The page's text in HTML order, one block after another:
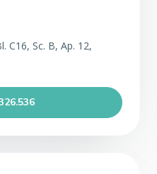
C16, Sc. B, Ap. 12,